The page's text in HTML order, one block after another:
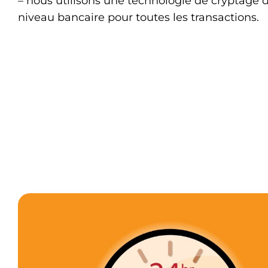
niveau bancaire pour toutes les transactions.